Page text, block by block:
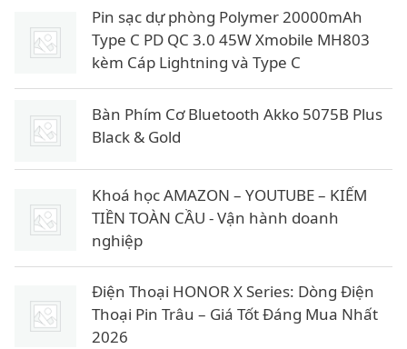
Pin sạc dự phòng Polymer 20000mAh
Type C PD QC 3.0 45W Xmobile MH803
kèm Cáp Lightning và Type C
Bàn Phím Cơ Bluetooth Akko 5075B Plus
Black & Gold
Khoá học AMAZON – YOUTUBE – KIẾM
TIỀN TOÀN CẦU - Vận hành doanh
nghiệp
Điện Thoại HONOR X Series: Dòng Điện
Thoại Pin Trâu – Giá Tốt Đáng Mua Nhất
2026